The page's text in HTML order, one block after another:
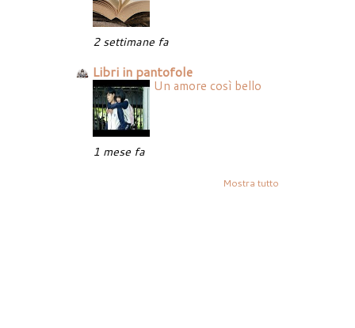
2 settimane fa
Libri in pantofole
Un amore così bello
1 mese fa
Mostra tutto